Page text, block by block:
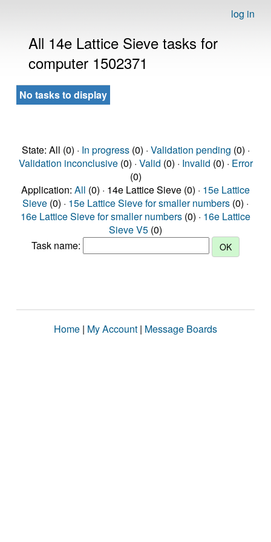
log in
All 14e Lattice Sieve tasks for
computer 1502371
No tasks to display
State: All (0) · In progress(0) · Validation pending (0) ·
Validation inconclusive(0) · Valid (0) · Invalid (0) · Error
(0)
Application: All (0) · 14e Lattice Sieve (0) · 15e Lattice
Sieve (0) · 15e Lattice Sieve for smaller numbers (0) ·
16e Lattice Sieve for smaller numbers (0) · 16e Lattice
Sieve V5 (0)
Task name:
Home | My Account | Message Boards